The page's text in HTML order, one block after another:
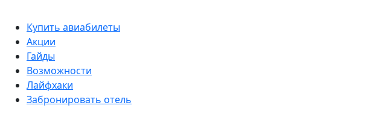
Primary
Menu
Купить авиабилеты
Акции
Гайды
Возможности
Лайфхаки
Забронировать отель